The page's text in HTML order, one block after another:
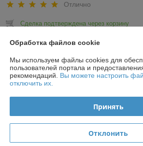
Отлично
Сделка подтверждена через корзину
Показать все отзывы
О нас
Доставка и оплата
Обработка файлов cookie
Мы используем файлы cookies для
пользователей портала и
рекомендаций. Вы можете настроить
отключить их.
Принять
Отклонить